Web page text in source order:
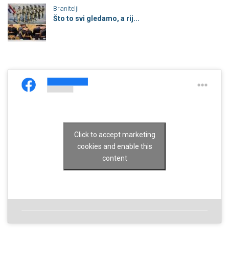
Branitelji
Što to svi gledamo, a rij...
Click to accept marketing
cookies and enable this
content